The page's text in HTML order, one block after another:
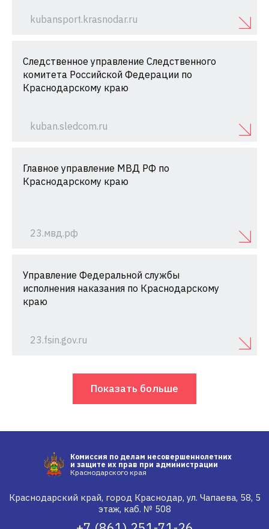
kubansport.krasnodar.ru
Следственное управление Следственного
комитета Российской Федерации по
Краснодарскому краю
kuban.sledcom.ru
Главное управление МВД РФ по
Краснодарскому краю
23.мвд.рф
Управление Федеральной службы
исполнения наказания по Краснодарскому
краю
23.fsin.gov.ru
Показать больше
Комиссия по делам несовершеннолетних
и защите их прав при администрации
Краснодарского края
Краснодарский край, город Краснодар, ул. Чапаева, 58, 5
этаж, каб. № 508